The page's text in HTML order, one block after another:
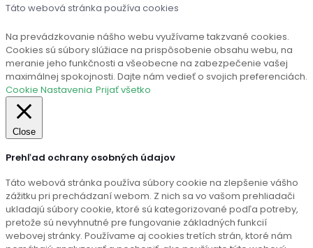
Táto webová stránka používa cookies
Na prevádzkovanie nášho webu využívame takzvané cookies.
Cookies sú súbory slúžiace na prispôsobenie obsahu webu, na
meranie jeho funkčnosti a všeobecne na zabezpečenie vašej
maximálnej spokojnosti. Dajte nám vedieť o svojich preferenciách.
Cookie Nastavenia Prijať všetko
Close
Prehľad ochrany osobných údajov
Táto webová stránka používa súbory cookie na zlepšenie vášho
zážitku pri prechádzaní webom. Z nich sa vo vašom prehliadači
ukladajú súbory cookie, ktoré sú kategorizované podľa potreby,
pretože sú nevyhnutné pre fungovanie základných funkcií
webovej stránky. Používame aj cookies tretích strán, ktoré nám